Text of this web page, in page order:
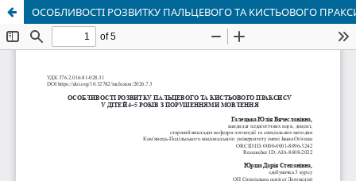
ОСОБЛИВОСТІ РОЗВИТКУ ПАЛЬЦЕВОГО ТА КИСТЬОВОГО